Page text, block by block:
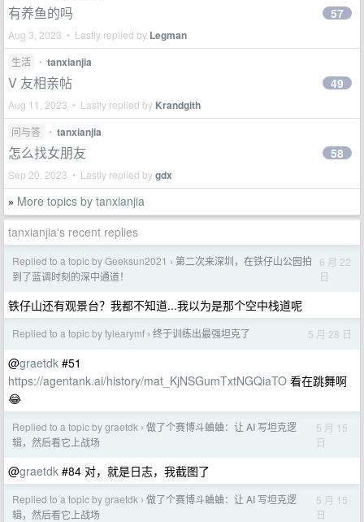
有养鱼的吗
Aug 3, 2023 • Lastly replied by Legman
57
生活 • tanxianjia
V 友相亲帖
Aug 11, 2023 • Lastly replied by Krandgith
49
问与答 • tanxianjia
怎么找女朋友
Sep 20, 2023 • Lastly replied bygdx
58
» More topics by tanxianjia
tanxianjia's recent replies
Replied to a topic by Geeksun2021 › 第二次来深圳，在铁仔山公园拍
到了蓝调时刻的深中通道！
6 月 22
日
铁仔山还有观景台？我都不知道...我以为是那个空中栈道呢
Replied to a topic by tylearymf › 终于训练出最强坦克了 5 月 28 日
@graetdk #51
https://agentank.ai/history/mat_KjNSGumTxtNGQiaTO 看在跳舞啊
😂
Replied to a topic by graetdk › 做了个赛博斗蛐蛐：让 AI 写坦克逻
辑，然后看它上战场
5 月 15
日
@graetdk #84 对，就是日志，我截图了
Replied to a topic by graetdk › 做了个赛博斗蛐蛐：让 AI 写坦克逻
辑，然后看它上战场
5 月 15
日